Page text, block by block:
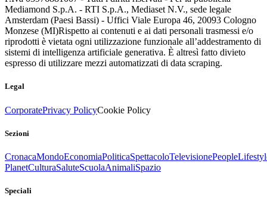
Mediamond S.p.A. - RTI S.p.A., Mediaset N.V., sede legale
Amsterdam (Paesi Bassi) - Uffici Viale Europa 46, 20093 Cologno
Monzese (MI)Rispetto ai contenuti e ai dati personali trasmessi e/o
riprodotti è vietata ogni utilizzazione funzionale all’addestramento di
sistemi di intelligenza artificiale generativa. È altresì fatto divieto
espresso di utilizzare mezzi automatizzati di data scraping.
Legal
CorporatePrivacy PolicyCookie Policy
Sezioni
CronacaMondoEconomiaPoliticaSpettacoloTelevisionePeople
PlanetCulturaSaluteScuolaAnimaliSpazio
Speciali